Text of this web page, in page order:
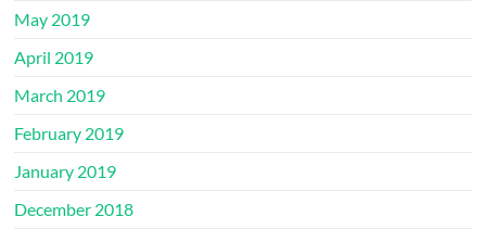
May 2019
April 2019
March 2019
February 2019
January 2019
December 2018